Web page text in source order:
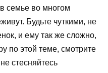
семье во многом
Будьте чуткими, не
и ему так же сложно,
по этой теме, смотрите
стесняйтесь